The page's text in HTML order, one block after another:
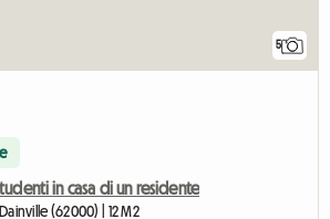
5
in casa di un residente
(62000) | 12 M2